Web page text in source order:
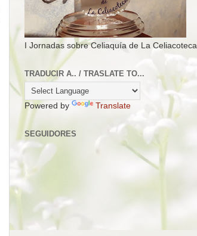
I Jornadas sobre Celiaquía de La Celiacoteca
TRADUCIR A.. / TRASLATE TO...
Powered by Translate
SEGUIDORES